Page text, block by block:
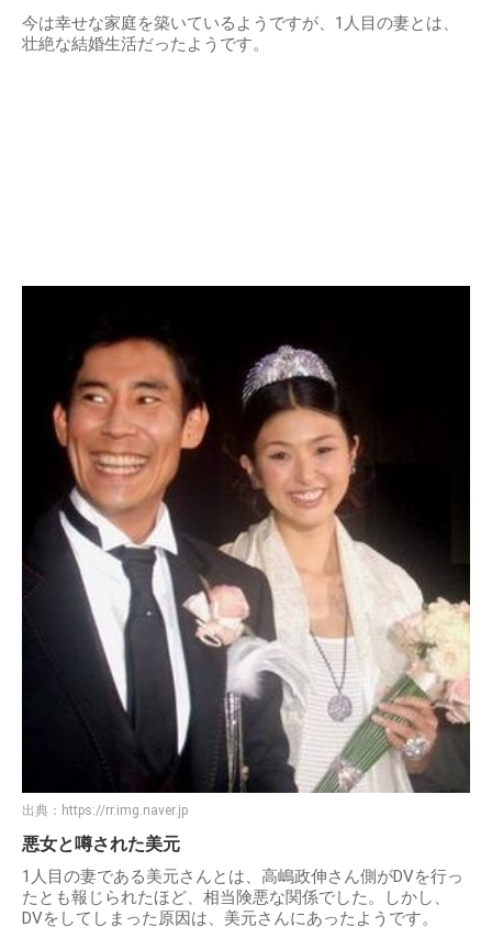
今は幸せな家庭を築いているようですが、1人目の妻とは、
壮絶な結婚生活だったようです。
出典： https://rr.img.naver.jp
悪女と噂された美元
1人目の妻である美元さんとは、高嶋政伸さん側がDVを行っ
たとも報じられたほど、相当険悪な関係でした。しかし、
DVをしてしまった原因は、美元さんにあったようです。